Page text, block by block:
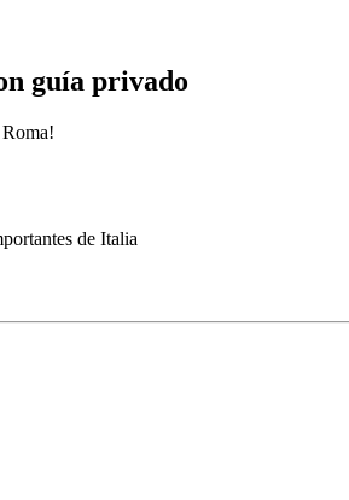
guía privado
de Italia